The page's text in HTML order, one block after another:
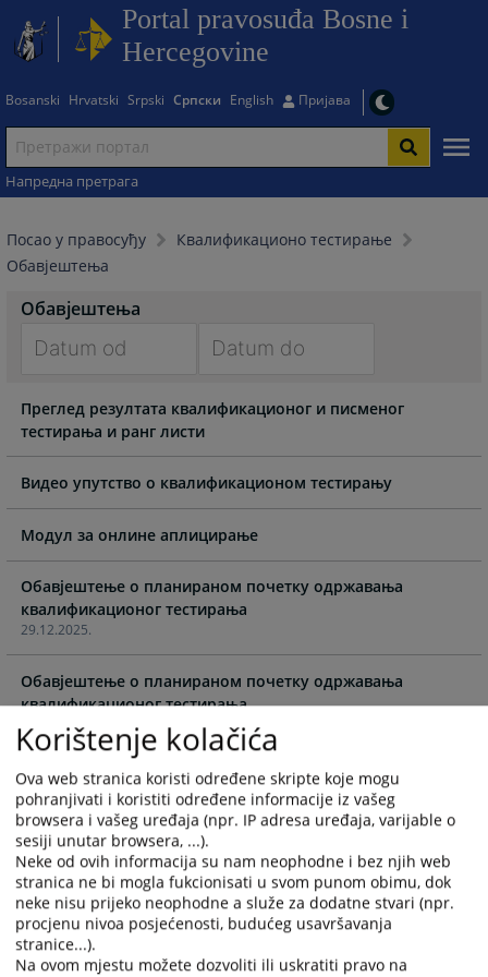
Portal pravosuđa Bosne i
Hercegovine
Bosanski Hrvatski Srpski Српски English Пријава
Напредна претрага
Посао у правосуђу
Квалификационо тестирање
Обавјештења
Обавјештења
forward
to
interact
with
the
calendar
select
a
date.
Press
the
question
key
to
get
the
keyboard
shortcuts
for
changing
dates.
forward
to
interact
with
the
calendar
a
date.
Press
the
question
key
to
get
the
keyboard
shortcuts
for
changing
dates.
Преглед резултата квалификационог и писменог
тестирања и ранг листи
Видео упутство о квалификационом тестирању
Модул за онлине аплицирање
29.12.2025.
Обавјештење о планираном почетку одржавања
квалификационог тестирања
17.03.2025.
Обавјештење о планираном почетку одржавања
квалификационог тестирања
21.11.2024.
Обавјештење о планираном почетку одржавања
квалификационог тестирања
16.08.2023.
Обавјештење о планираном почетку одржавања
квалификационог тестирања
Често постављана питања везано за кориштење Модула
Korištenje kolačića
Ova web stranica koristi određene skripte koje mogu
pohranjivati i koristiti određene informacije iz vašeg
browsera i vašeg uređaja (npr. IP adresa uređaja, varijable o
sesiji unutar browsera, ...).
Neke od ovih informacija su nam neophodne i bez njih web
stranica ne bi mogla fukcionisati u svom punom obimu, dok
neke nisu prijeko neophodne a služe za dodatne stvari (npr.
procjenu nivoa posjećenosti, budućeg usavršavanja
stranice...).
Na ovom mjestu možete dozvoliti ili uskratiti pravo na